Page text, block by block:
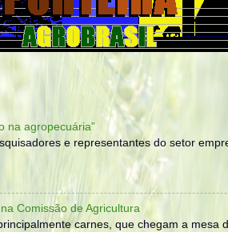
na agropecuária”
e representantes do setor
Comissão de Agricultura
carnes, que chegam a mesa